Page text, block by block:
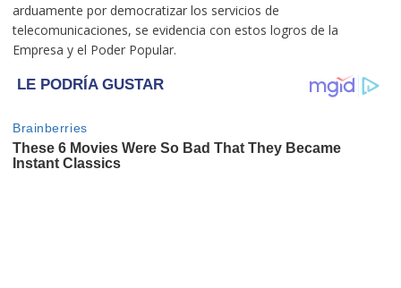
arduamente por democratizar los servicios de
telecomunicaciones, se evidencia con estos logros de la
Empresa y el Poder Popular.